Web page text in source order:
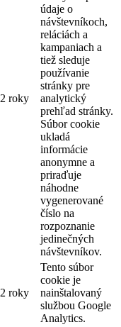
2 roky
údaje o
návštevníkoch,
reláciách a
kampaniach a
tiež sleduje
používanie
stránky pre
analytický
prehľad stránky.
Súbor cookie
ukladá
informácie
anonymne a
priraďuje
náhodne
vygenerované
číslo na
rozpoznanie
jedinečných
návštevníkov.
2 roky
Tento súbor
cookie je
nainštalovaný
službou Google
Analytics.